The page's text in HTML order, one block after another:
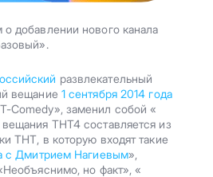
добавлении нового канала
развлекательный
вещание 1 сентября 2014 года
Comedy», заменил собой «
вещания ТНТ4 составляется из
ТНТ, в которую входят такие
с Дмитрием Нагиевым»,
но факт», «